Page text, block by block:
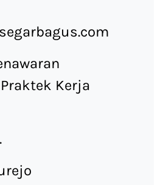
Kerja